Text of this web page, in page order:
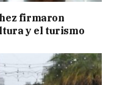
firmaron
y el turismo